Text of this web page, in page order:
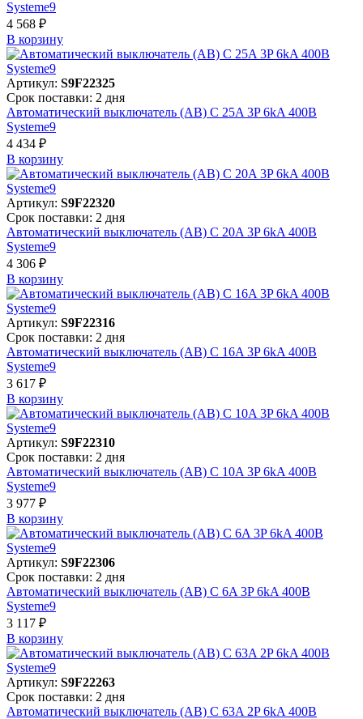
Systeme9
4 568 ₽
В корзинy
Артикул: S9F22325
Срок поставки: 2 дня
Автоматический выключатель (АВ) C 25A 3P 6kA 400В
Systeme9
4 434 ₽
В корзинy
Артикул: S9F22320
Срок поставки: 2 дня
Автоматический выключатель (АВ) C 20A 3P 6kA 400В
Systeme9
4 306 ₽
В корзинy
Артикул: S9F22316
Срок поставки: 2 дня
Автоматический выключатель (АВ) C 16A 3P 6kA 400В
Systeme9
3 617 ₽
В корзинy
Артикул: S9F22310
Срок поставки: 2 дня
Автоматический выключатель (АВ) C 10A 3P 6kA 400В
Systeme9
3 977 ₽
В корзинy
Артикул: S9F22306
Срок поставки: 2 дня
Автоматический выключатель (АВ) C 6A 3P 6kA 400В
Systeme9
3 117 ₽
В корзинy
Артикул: S9F22263
Срок поставки: 2 дня
Автоматический выключатель (АВ) C 63A 2P 6kA 400В